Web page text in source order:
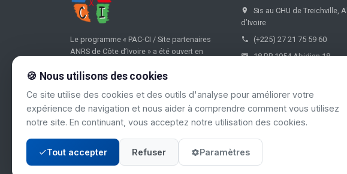
Le programme « PAC-CI / Site partenaires
ANRS de Côte d’Ivoire » a été ouvert en
entre le Ministère ivoirien de la Santé, le
Finances, le Ministère français de la
Coopération et l’ANRS.
Sis au CHU de Treichville,
d’Ivoire
(+225) 27 21 75 59 60
18 BP 1954 Abidjan 18
© 2024 PAC-CI. Tous droits réservés.
🍪 Nous utilisons des cookies
Ce site utilise des cookies et des outils d'analyse pour améliorer votre
expérience de navigation et nous aider à comprendre comment vous utilisez
notre site. En continuant, vous acceptez notre utilisation des cookies.
Tout accepter Refuser Paramètres